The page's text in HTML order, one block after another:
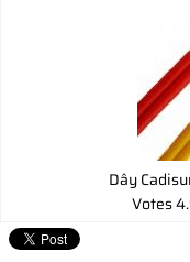
Dây
Votes